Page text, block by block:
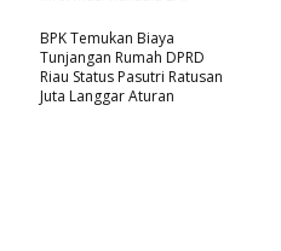
BPK Temukan Biaya
Tunjangan Rumah DPRD
Riau Status Pasutri Ratusan
Juta Langgar Aturan